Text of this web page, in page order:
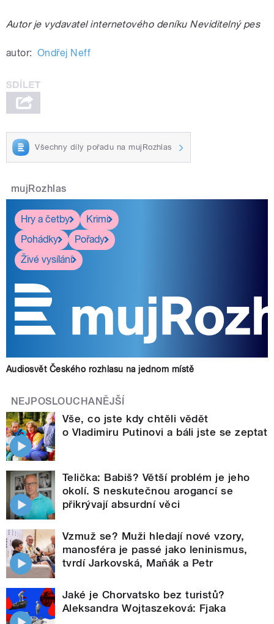
Autor je vydavatel internetového deníku Neviditelný pes
autor: Ondřej Neff
Všechny díly pořadu na mujRozhlas
mujRozhlas
Hry a četby
Krimi
Pohádky
Pořady
Živé vysílání
Audiosvět Českého rozhlasu na jednom místě
NEJPOSLOUCHANĚJŠÍ
Vše, co jste kdy chtěli vědět
o Vladimiru Putinovi a báli jste se zeptat
Telička: Babiš? Větší problém je jeho
okolí. S neskutečnou arogancí se
přikrývají absurdní věci
Vzmuž se? Muži hledají nové vzory,
manosféra je passé jako leninismus,
tvrdí Jarkovská, Maňák a Petr
Jaké je Chorvatsko bez turistů?
Aleksandra Wojtaszeková: Fjaka